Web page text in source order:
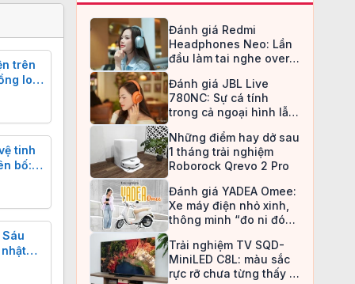
trên
loạt
lửa
tinh
bố:
sao
Đánh giá Redmi
Headphones Neo: Lần
đầu làm tai nghe over-
an toàn
Đánh giá JBL Live
780NC: Sự cá tính
trong cả ngoại hình lẫn
Những điểm hay dở sau
1 tháng trải nghiệm
Roborock Qrevo 2 Pro
Đánh giá YADEA Omee:
Xe máy điện nhỏ xinh,
thông minh “đo ni đóng
Trải nghiệm TV SQD-
MiniLED C8L: màu sắc
rực rỡ chưa từng thấy ở